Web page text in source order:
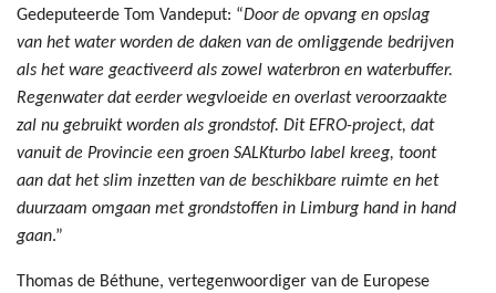
Gedeputeerde Tom Vandeput: “Door de opvang en opslag
van het water worden de daken van de omliggende bedrijven
als het ware geactiveerd als zowel waterbron en waterbuffer.
Regenwater dat eerder wegvloeide en overlast veroorzaakte
zal nu gebruikt worden als grondstof. Dit EFRO-project, dat
vanuit de Provincie een groen SALKturbo label kreeg, toont
aan dat het slim inzetten van de beschikbare ruimte en het
duurzaam omgaan met grondstoffen in Limburg hand in hand
gaan.”
Thomas de Béthune, vertegenwoordiger van de Europese